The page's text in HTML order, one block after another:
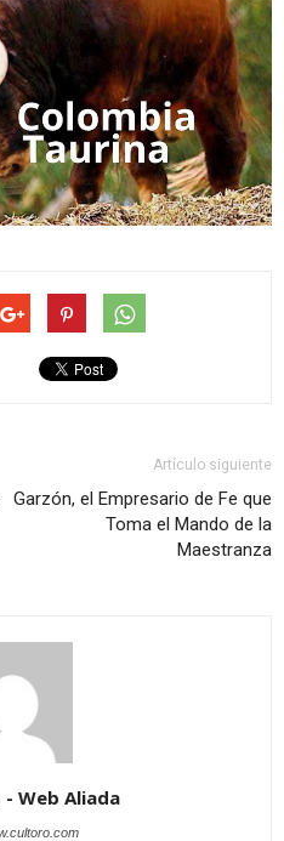
Artículo siguiente
Garzón, el Empresario de Fe que
Toma el Mando de la
Maestranza
Web Aliada